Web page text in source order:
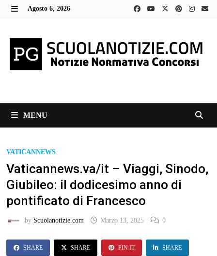
Skip
Agosto 6, 2026
MENU
VATICANNEWS
Vaticannews.va/it – Viaggi, Sinodo,
Giubileo: il dodicesimo anno di
pontificato di Francesco
by Scuolanotizie.com Marzo 13, 2025 0
SHARE SHARE PIN IT SHARE